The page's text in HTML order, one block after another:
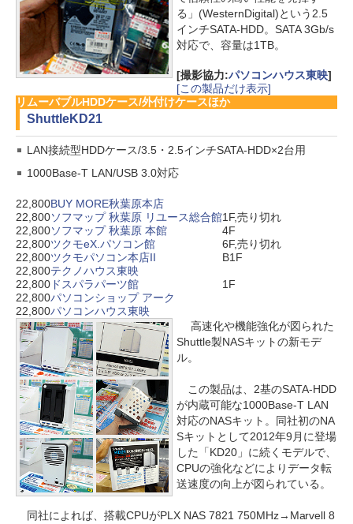
る」(WesternDigital)という2.5
インチSATA-HDD。SATA 3Gb/s
対応で、容量は1TB。
[撮影協力:パソコンハウス東映]
[この製品だけ表示]
リムーバブルHDDケース/外付けケースほか
ShuttleKD21
LAN接続型HDDケース/3.5・2.5インチSATA-HDD×2台用
1000Base-T LAN/USB 3.0対応
22,800BUY MORE秋葉原本店
22,800ソフマップ 秋葉原 リユース総合館1F,売り切れ
22,800ソフマップ 秋葉原 本館
4F
22,800ツクモeX.パソコン館
6F,売り切れ
22,800ツクモパソコン本店II
B1F
22,800テクノハウス東映
22,800 ドスパラパーツ館
1F
22,800パソコンショップ アーク
22,800パソコンハウス東映
高速化や機能強化が図られた
Shuttle製NASキットの新モデ
ル。
この製品は、2基のSATA-HDD
が内蔵可能な1000Base-T LAN
対応のNASキット。同社初のNA
Sキットとして2012年9月に登場
した「KD20」に続くモデルで、
CPUの強化などによりデータ転
送速度の向上が図られている。
同社によれば、搭載CPUがPLX NAS 7821 750MHz→Marvell 8